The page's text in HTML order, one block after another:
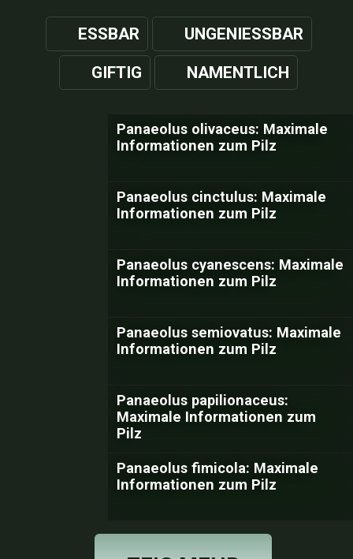
ESSBAR UNGENIESSBAR
GIFTIG NAMENTLICH
Panaeolus olivaceus: Maximale
Informationen zum Pilz
Panaeolus cinctulus: Maximale
Informationen zum Pilz
Panaeolus cyanescens: Maximale
Informationen zum Pilz
Panaeolus semiovatus: Maximale
Informationen zum Pilz
Panaeolus papilionaceus:
Maximale Informationen zum
Pilz
Panaeolus fimicola: Maximale
Informationen zum Pilz